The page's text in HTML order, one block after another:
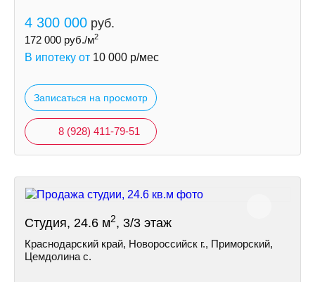
4 300 000 руб.
172 000 руб./м2
В ипотеку от 10 000 р/мес
Записаться на просмотр
8 (928) 411-79-51
Студия, 24.6 м2, 3/3 этаж
Краснодарский край, Новороссийск г., Приморский,
Цемдолина с.